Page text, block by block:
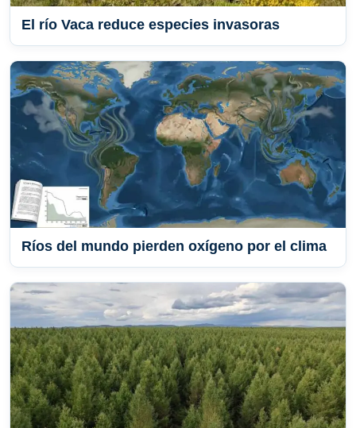
El río Vaca reduce especies invasoras
Ríos del mundo pierden oxígeno por el clima